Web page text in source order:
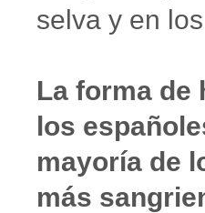
selva y en
La forma de
los
mayoría de
más